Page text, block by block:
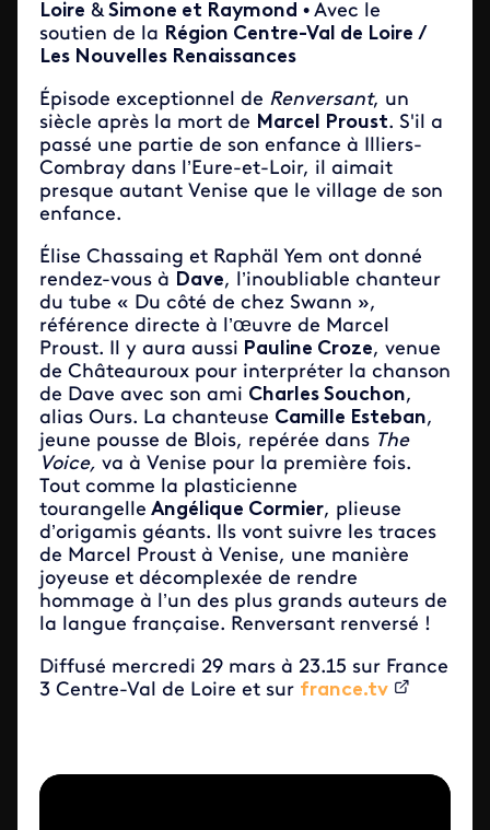
Loire &Simone et Raymond • Avec le
soutien de la Région Centre-Val de Loire /
Les Nouvelles Renaissances
Épisode exceptionnel de Renversant, un
siècle après la mort de Marcel Proust. S'il a
passé une partie de son enfance à Illiers-
Combray dans l’Eure-et-Loir, il aimait
presque autant Venise que le village de son
enfance.
Élise Chassaing et Raphäl Yem ont donné
rendez-vous à Dave, l’inoubliable chanteur
du tube « Du côté de chez Swann »,
référence directe à l’œuvre de Marcel
Proust. Il y aura aussi Pauline Croze, venue
de Châteauroux pour interpréter la chanson
de Dave avec son ami Charles Souchon,
alias Ours. La chanteuse Camille Esteban,
jeune pousse de Blois, repérée dans The
Voice, va à Venise pour la première fois.
Tout comme la plasticienne
tourangelle Angélique Cormier, plieuse
d’origamis géants. Ils vont suivre les traces
de Marcel Proust à Venise, une manière
joyeuse et décomplexée de rendre
hommage à l’un des plus grands auteurs de
la langue française. Renversant renversé !
Diffusé mercredi 29 mars à 23.15 sur France
3 Centre-Val de Loire et sur france.tv